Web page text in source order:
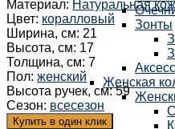
Зонты
Женская
Материал: Натуральная
Цвет: коралловый
Ширина, см: 21
Высота, см: 17
Толщина, см: 7
Пол: женский
Высота ручек, см:59
Сезон: всесезон
Купить в один клик